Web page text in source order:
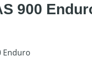
900